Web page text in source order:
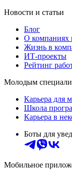
Новости и статьи
Блог
О компаниях
Жизнь в
ИТ-проекты
Рейтинг
Молодым
Карьера для
Школа
Карьера в
Боты для
Мобильное